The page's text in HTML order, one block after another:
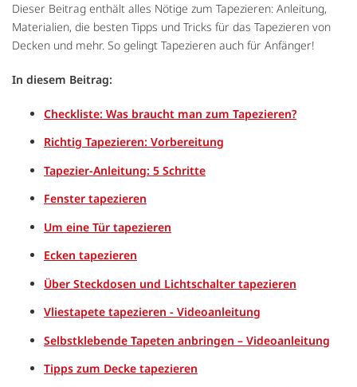
Dieser Beitrag enthält alles Nötige zum Tapezieren: Anleitung,
Materialien, die besten Tipps und Tricks für das Tapezieren von
Decken und mehr. So gelingt Tapezieren auch für Anfänger!
In diesem Beitrag:
Checkliste: Was braucht man zum Tapezieren?
Richtig Tapezieren: Vorbereitung
Tapezier-Anleitung: 5 Schritte
Fenster tapezieren
Um eine Tür tapezieren
Ecken tapezieren
Über Steckdosen und Lichtschalter tapezieren
Vliestapete tapezieren - Videoanleitung
Selbstklebende Tapeten anbringen – Videoanleitung
Tipps zum Decke tapezieren